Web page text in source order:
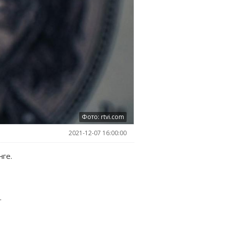
Фото: rtvi.com
2021-12-07 16:00:00